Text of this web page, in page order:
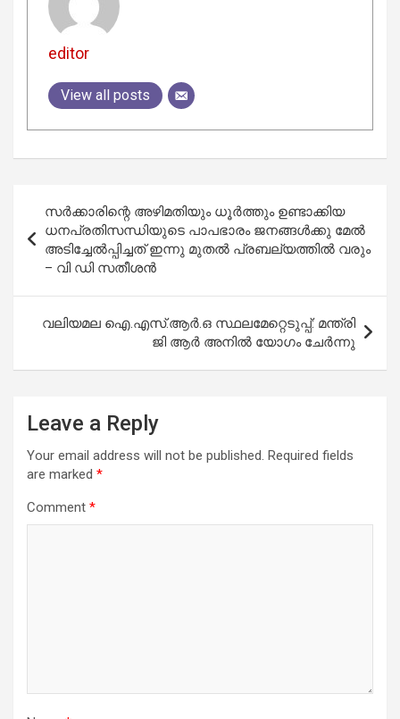
editor
View all posts
navigation
സര്‍ക്കാരിന്റെ അഴിമതിയും ധൂര്‍ത്തും ഉണ്ടാക്കിയ
ധനപ്രതിസന്ധിയുടെ പാപഭാരം ജനങ്ങള്‍ക്കു മേല്‍
അടിച്ചേല്‍പ്പിച്ചത് ഇന്നു മുതല്‍ പ്രബല്യത്തില്‍ വരും
– വി ഡി സതീശന്‍
വലിയമല ഐ.എസ്.ആർ.ഒ സ്ഥലമേറ്റെടുപ്പ്: മന്ത്രി
ജി ആർ അനിൽ യോഗം ചേർന്നു
Leave a Reply
Your email address will not be published. Required fields
are marked *
Comment *